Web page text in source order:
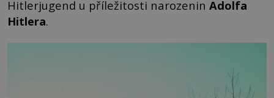
Hitlerjugend u příležitosti narozenin Adolfa
Hitlera.